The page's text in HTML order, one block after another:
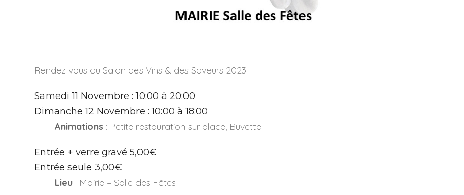
Rendez vous au Salon des Vins & des Saveurs 2023
Samedi 11 Novembre : 10:00 à 20:00
Dimanche 12 Novembre : 10:00 à 18:00
Animations : Petite restauration sur place, Buvette
Entrée + verre gravé 5,00€
Entrée seule 3,00€
Lieu : Mairie – Salle des Fêtes